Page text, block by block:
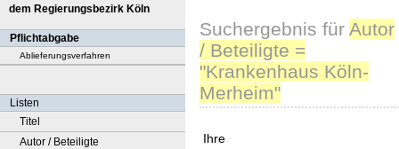
dem Regierungsbezirk Köln
Pflichtabgabe
Ablieferungsverfahren
Listen
Titel
Autor / Beteiligte
Suchergebnis für Autor
/ Beteiligte =
"Krankenhaus Köln-
Merheim"
Ihre